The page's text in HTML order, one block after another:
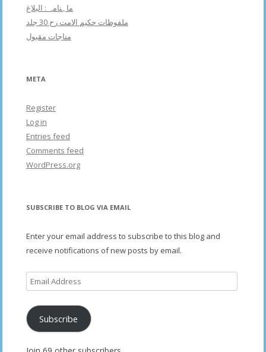
ماہنامہ : البلاغ
ملفوظات حکیم الامت رح 30 جلد
مناجات مقبول
META
Register
Log in
Entries feed
Comments feed
WordPress.org
SUBSCRIBE TO BLOG VIA EMAIL
Enter your email address to subscribe to this blog and
receive notifications of new posts by email.
Email
Address
Subscribe